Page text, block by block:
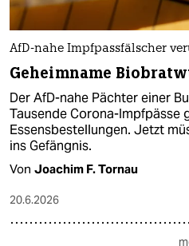
AfD-nahe Impfpassfälscher
Geheimname
Der AfD-nahe Pächter einer
Tausende Corona-Impfpässe
Essensbestellungen. Jetzt
ins Gefängnis.
Von Joachim F. Tornau
20.6.2026